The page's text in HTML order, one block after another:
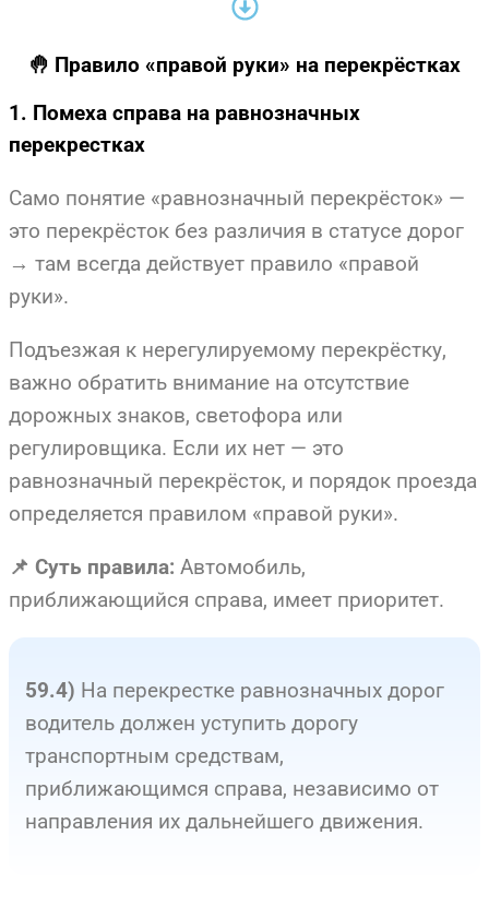
🤚 Правило «правой руки» на перекрёстках
1. Помеха справа на равнозначных
перекрестках
Само понятие «равнозначный перекрёсток» —
это перекрёсток без различия в статусе дорог
→ там всегда действует правило «правой
руки».
Подъезжая к нерегулируемому перекрёстку,
важно обратить внимание на отсутствие
дорожных знаков, светофора или
регулировщика. Если их нет — это
равнозначный перекрёсток, и порядок проезда
определяется правилом «правой руки».
📌 Суть правила: Автомобиль,
приближающийся справа, имеет приоритет.
59.4) На перекрестке равнозначных дорог
водитель должен уступить дорогу
транспортным средствам,
приближающимся справа, независимо от
направления их дальнейшего движения.